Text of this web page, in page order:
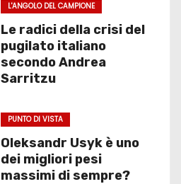
L'ANGOLO DEL CAMPIONE
Le radici della crisi del
pugilato italiano
secondo Andrea
Sarritzu
PUNTO DI VISTA
Oleksandr Usyk è uno
dei migliori pesi
massimi di sempre?